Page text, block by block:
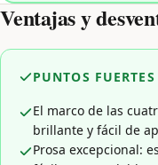
Ventajas y
PUNTOS FUERTES
El marco de las
brillante y fácil de
Prosa excepcional: